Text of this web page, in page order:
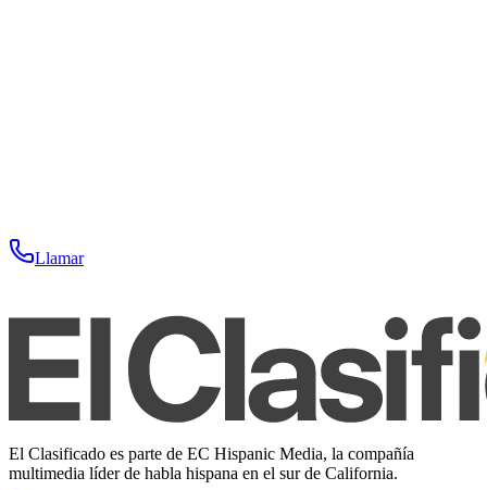
Llamar
El Clasificado es parte de EC Hispanic Media, la compañía
multimedia líder de habla hispana en el sur de California.